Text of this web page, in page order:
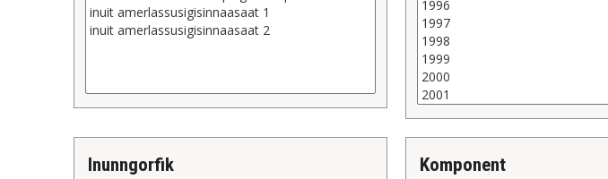
inunngorfik komponent